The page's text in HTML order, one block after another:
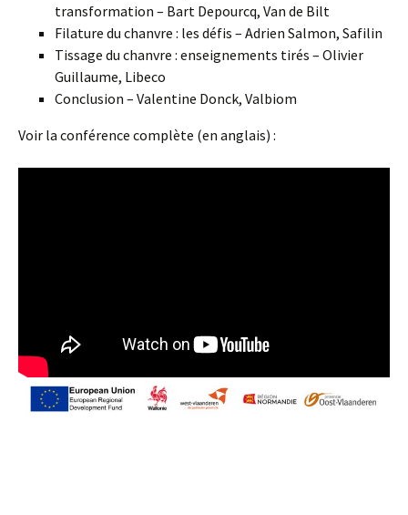
transformation – Bart Depourcq, Van de Bilt
Filature du chanvre : les défis – Adrien Salmon, Safilin
Tissage du chanvre : enseignements tirés – Olivier
Guillaume, Libeco
Conclusion – Valentine Donck, Valbiom
Voir la conférence complète (en anglais) :